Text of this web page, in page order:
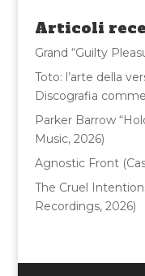
o
o
k
Articoli
Grand “Guilty
Toto: l’arte della
Discografia
Parker Barrow
Music, 2026)
Agnostic Front
The Cruel
Recordings, 2026)